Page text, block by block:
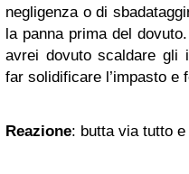
negligenza o di
la panna prima del
avrei dovuto scaldare gli
far solidificare l’impasto e
Reazione: butta via tutto